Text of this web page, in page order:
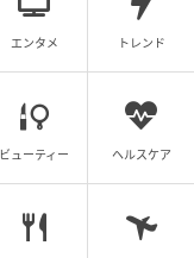
エンタメ トレンド
ビューティー ヘルスケア